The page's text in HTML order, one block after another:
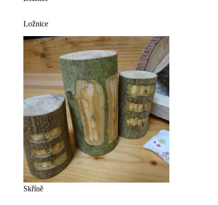
Ložnice
Skříně